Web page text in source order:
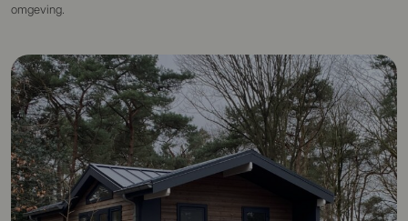
omgeving.